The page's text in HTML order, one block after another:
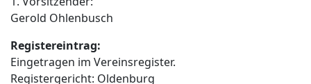
Gerold Ohlenbusch
Registereintrag:
Eingetragen im Vereinsregister.
Registergericht: Oldenburg